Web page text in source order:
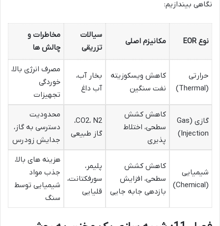
نگاهی بیندازیم:
نوع EOR مکانیزم اصلی
سیالات
تزریقی
مخاطرات و
چالش ها
حرارتی
(Thermal)
کاهش ویسکوزیته
نفت سنگین
بخار آب،
آب داغ
مصرف انرژی بالا،
خوردگی
تجهیزات
گازی (Gas
Injection)
کاهش کشش
سطحی، اختلاط
پذیری
CO2، N2،
گاز طبیعی
محدودیت
دسترسی به گاز،
جدایش زودرس
شیمیایی
(Chemical)
کاهش کشش
سطحی، افزایش
بازدهی جابه جایی
پلیمر،
سورفکتانت،
قلیایی
هزینه های بالا،
جذب مواد
شیمیایی توسط
سنگ